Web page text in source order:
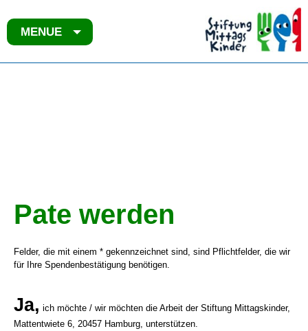
MENUE
Pate werden
Felder, die mit einem * gekennzeichnet sind, sind Pflichtfelder, die wir
für Ihre Spendenbestätigung benötigen.
Ja, ich möchte / wir möchten die Arbeit der Stiftung Mittagskinder,
Mattentwiete 6, 20457 Hamburg, unterstützen.